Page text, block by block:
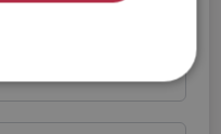
Kvinna